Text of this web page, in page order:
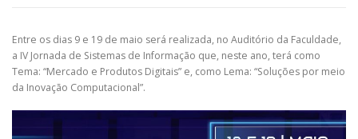
Entre os dias 9 e 19 de maio será realizada, no Auditório da Faculdade,
a IV Jornada de Sistemas de Informação que, neste ano, terá como
Tema: “Mercado e Produtos Digitais” e, como Lema: “Soluções por meio
da Inovação Computacional”.